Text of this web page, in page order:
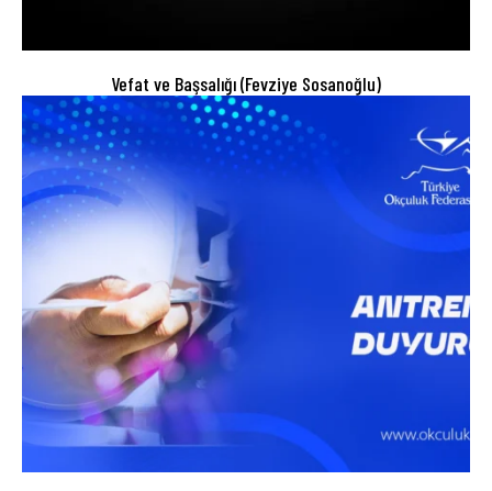
Vefat ve Başsalığı (Fevziye Sosanoğlu)